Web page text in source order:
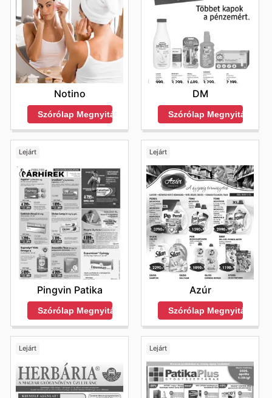
Notino
Szórólap Megnyitása
DM
Szórólap Megnyitása
Lejárt
Pingvin Patika
Szórólap Megnyitása
Lejárt
Azúr
Szórólap Megnyitása
Lejárt Lejárt